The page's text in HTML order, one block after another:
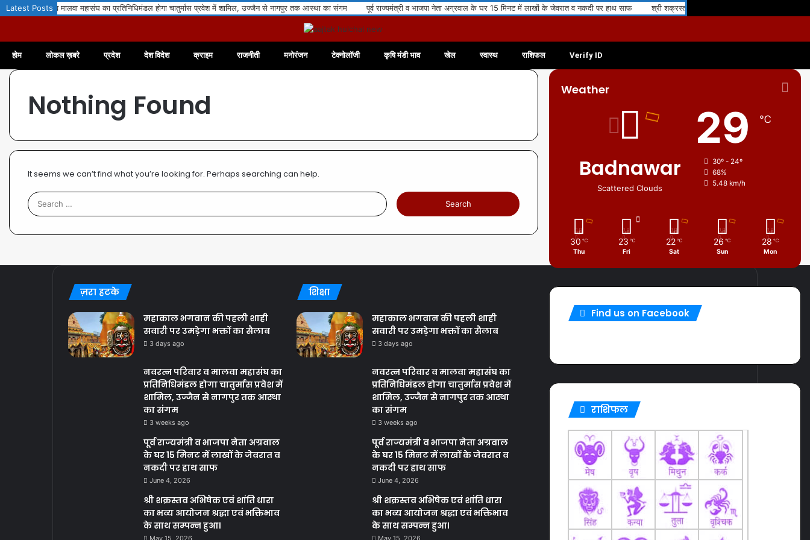
Latest Posts
परिवार व मालवा महासंघ का प्रतिनिधिमंडल होगा चातुर्मास प्रवेश में शामिल, उज्जैन से नागपुर तक आस्था का संगम पूर्व राज्यमंत्री व भाजपा नेता अग्रवाल के घर 15 मिनट में लाखों के जेवरात व नकदी पर हाथ साफ श्री शक्रस्तव अभिषेक एवं शांति धारा का भव्य आयोजन श्रद्धा
होम लोकल ख़बरे प्रदेश देश विदेश क्राइम राजनीती मनोरंजन टेक्नोलॉजी कृषि मंडी भाव खेल स्वास्थ राशिफल Verify ID
Nothing Found
It seems we can’t find what you’re looking for. Perhaps searching can help.
Weather
Badnawar
Scattered Clouds
29 ℃
30º - 24º
68%
5.48 km/h
30 ℃
Thu
23 ℃
Fri
22 ℃
Sat
26 ℃
Sun
28 ℃
Mon
Find us on Facebook
राशिफल
ज़रा हटके
महाकाल भगवान की पहली शाही
सवारी पर उमड़ेगा भक्तों का सैलाब
3 days ago
नवरत्न परिवार व मालवा महासंघ का
प्रतिनिधिमंडल होगा चातुर्मास प्रवेश में
शामिल, उज्जैन से नागपुर तक आस्था
का संगम
3 weeks ago
पूर्व राज्यमंत्री व भाजपा नेता अग्रवाल
के घर 15 मिनट में लाखों के जेवरात व
नकदी पर हाथ साफ
June 4, 2026
श्री शक्रस्तव अभिषेक एवं शांति धारा
का भव्य आयोजन श्रद्धा एवं भक्तिभाव
के साथ सम्पन्न हुआ।
May 15, 2026
शिक्षा
महाकाल भगवान की पहली शाही
सवारी पर उमड़ेगा भक्तों का सैलाब
3 days ago
नवरत्न परिवार व मालवा महासंघ का
प्रतिनिधिमंडल होगा चातुर्मास प्रवेश में
शामिल, उज्जैन से नागपुर तक आस्था
का संगम
3 weeks ago
पूर्व राज्यमंत्री व भाजपा नेता अग्रवाल
के घर 15 मिनट में लाखों के जेवरात व
नकदी पर हाथ साफ
June 4, 2026
श्री शक्रस्तव अभिषेक एवं शांति धारा
का भव्य आयोजन श्रद्धा एवं भक्तिभाव
के साथ सम्पन्न हुआ।
May 15, 2026